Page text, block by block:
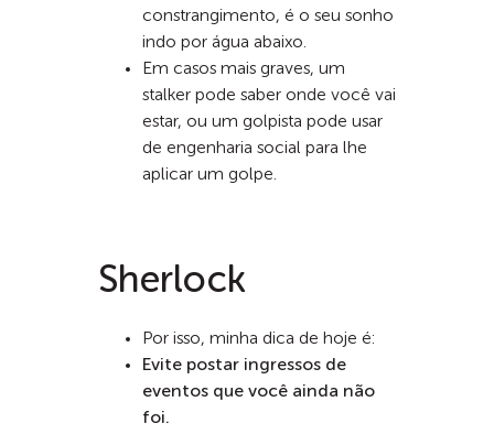
constrangimento, é o seu sonho
indo por água abaixo.
Em casos mais graves, um
stalker pode saber onde você vai
estar, ou um golpista pode usar
de engenharia social para lhe
aplicar um golpe.
Sherlock
Por isso, minha dica de hoje é:
Evite postar ingressos de
eventos que você ainda não
foi.